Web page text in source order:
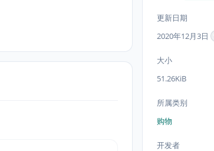
更新日期
2020年12月3日
大小
51.26KiB
所属类别
购物
开发者